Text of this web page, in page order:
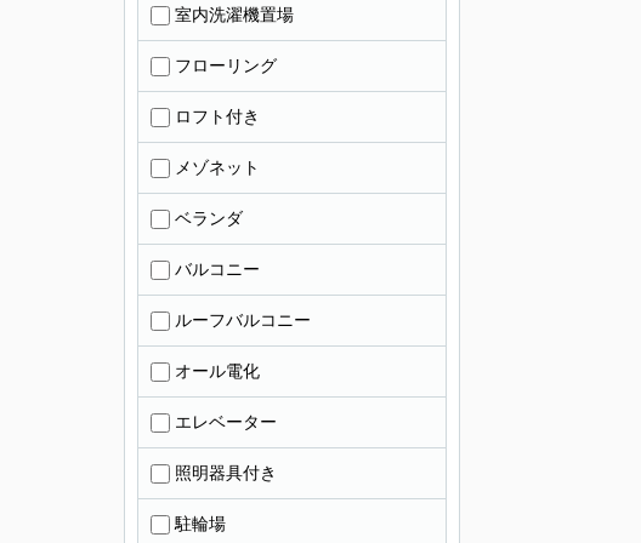
室内洗濯機置場
フローリング
ロフト付き
メゾネット
ベランダ
バルコニー
ルーフバルコニー
オール電化
エレベーター
照明器具付き
駐輪場